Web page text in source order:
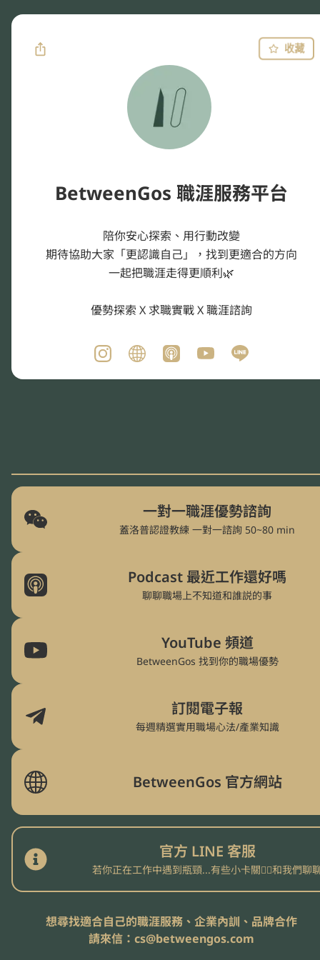
BetweenGos 職涯服務平台
陪你安心探索、用行動改變
期待協助大家「更認識自己」，找到更適合的方向
一起把職涯走得更順利🌿
優勢探索 X 求職實戰 X 職涯諮詢
收藏
一對一職涯優勢諮詢
蓋洛普認證教練 一對一諮詢 50~80 min
Podcast 最近工作還好嗎
聊聊職場上不知道和誰説的事
YouTube 頻道
BetweenGos 找到你的職場優勢
訂閱電子報
每週精選實用職場心法/產業知識
BetweenGos 官方網站
官方 LINE 客服
若你正在工作中遇到瓶頸...有些小卡關👉🏻和我們聊
想尋找適合自己的職涯服務、企業內訓、品牌合作
請來信：cs@betweengos.com